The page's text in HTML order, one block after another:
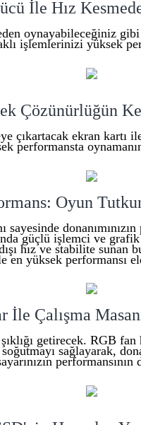
İle Hız
oynayabileceğiniz
işlemlerinizi yüksek
Çözünürlüğün
çıkartacak ekran kartı
performansta
Oyun
sayesinde
güçlü işlemci ve
hız ve stabilite sunan
en yüksek performansı
İle Çalışma
getirecek. RGB
sağlayarak,